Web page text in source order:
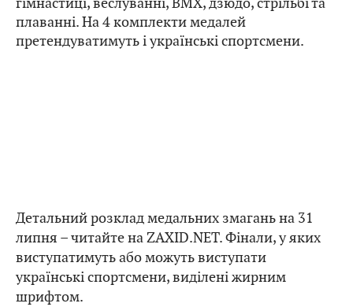
плаванні. На 4 комплекти медалей
претендуватимуть і українські спортсмени.
Детальний розклад медальних змагань на 31
липня – читайте на ZAXID.NET. Фінали, у яких
виступатимуть або можуть виступати
українські спортсмени, виділені жирним
шрифтом.